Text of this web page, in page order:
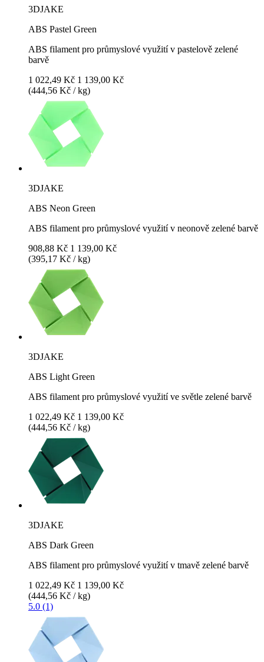
3DJAKE
ABS Pastel Green
ABS filament pro průmyslové využití v pastelově zelené
barvě
1 022,49 Kč 1 139,00 Kč
(444,56 Kč / kg)
3DJAKE
ABS Neon Green
ABS filament pro průmyslové využití v neonově zelené barvě
908,88 Kč 1 139,00 Kč
(395,17 Kč / kg)
3DJAKE
ABS Light Green
ABS filament pro průmyslové využití ve světle zelené barvě
1 022,49 Kč 1 139,00 Kč
(444,56 Kč / kg)
3DJAKE
ABS Dark Green
ABS filament pro průmyslové využití v tmavě zelené barvě
1 022,49 Kč 1 139,00 Kč
(444,56 Kč / kg)
5.0 (1)